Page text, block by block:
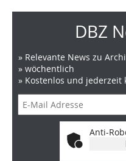
DBZ
» Relevante News zu
» wöchentlich
» Kostenlos und jederzeit
Anti-